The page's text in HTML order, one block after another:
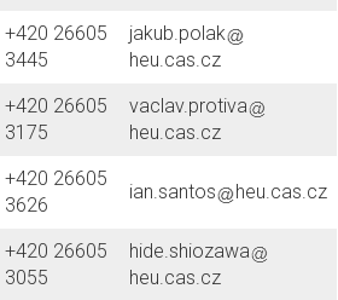
+420 26605
3445
jakub.polak
heu.cas.cz
+420 26605
3175
vaclav.protiva
heu.cas.cz
+420 26605
3626
ian.santos heu.cas.cz
+420 26605
3055
hide.shiozawa
heu.cas.cz